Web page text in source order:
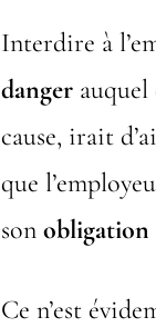
Interdire à
danger auquel
cause, irait
que
son obligation
Ce n’est